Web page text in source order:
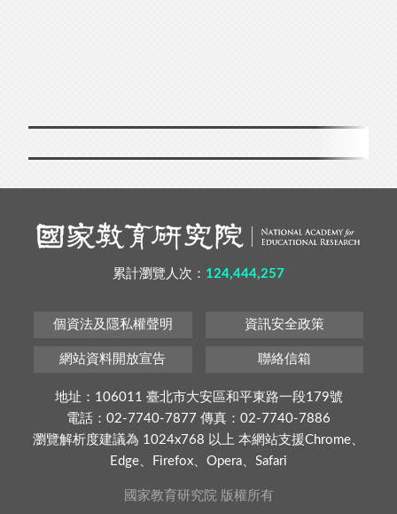
累計瀏覽人次： 124,444,257
個資法及隱私權聲明 資訊安全政策
網站資料開放宣告 聯絡信箱
地址：106011 臺北市大安區和平東路一段179號
電話：02-7740-7877 傳真：02-7740-7886
瀏覽解析度建議為 1024x768 以上 本網站支援Chrome、
Edge、Firefox、Opera、Safari
國家教育研究院 版權所有